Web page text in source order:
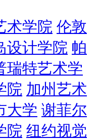
术学院 伦敦
设计学院 帕
瑞特艺术学
院 加州艺术
大学 谢菲尔
院 纽约视觉